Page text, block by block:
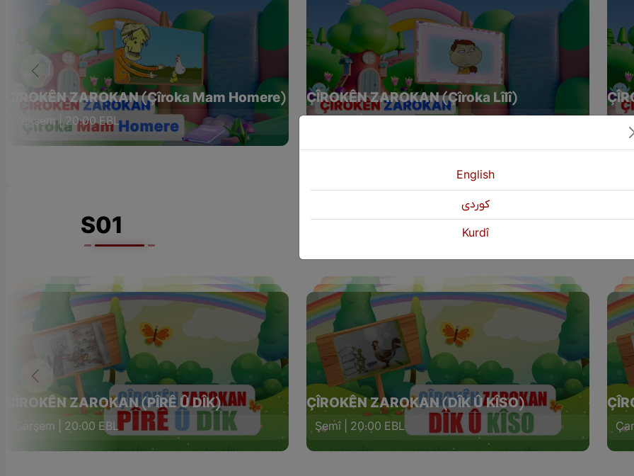
ÇÎROKÊN ZAROKAN (Çîroka Mam Homere)
Yêkşem | 20:00 EBL
ÇÎROKÊN ZAROKAN (Çîroka Lîlî)
S01
ÇÎROKÊN ZAROKAN (PÎRÊ Û DÎK)
Çarşem | 20:00 EBL
ÇÎROKÊN ZAROKAN (DÎK Û KÎSO)
Şemî | 20:00 EBL
English
كوردی
Kurdî